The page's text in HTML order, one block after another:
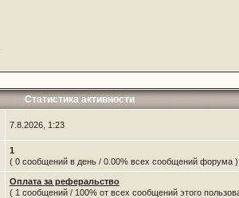
Статистика активности
7.8.2026, 1:23
1
( 0 сообщений в день / 0.00% всех сообщений форума )
Оплата за реферальство
( 1 сообщений / 100% от всех сообщений этого